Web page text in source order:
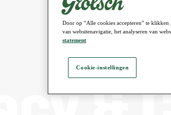
Door op “Alle cookies accepteren” te
van websitenavigatie, het analyseren van
statement
Cookie-instellingen